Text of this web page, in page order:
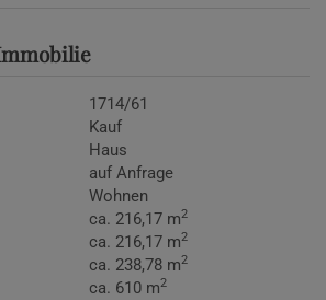
1714/61
Kauf
Haus
auf Anfrage
Wohnen
ca. 216,17 m2
ca. 216,17 m2
ca. 238,78 m2
ca. 610 m2